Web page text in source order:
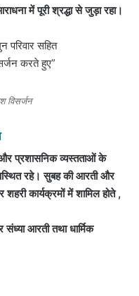
में पूरी श्रद्धा से जुड़ा रहा।
विसर्जन
प्रशासनिक व्यस्तताओं के
रहे। सुबह की आरती और
कार्यक्रमों में शामिल होते ,
आरती तथा धार्मिक